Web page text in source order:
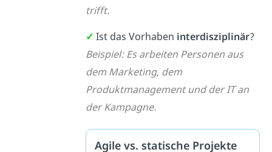
trifft.
✓ Ist das Vorhaben interdisziplinär?
Beispiel: Es arbeiten Personen aus
dem Marketing, dem
Produktmanagement und der IT an
der Kampagne.
Agile vs. statische Projekte